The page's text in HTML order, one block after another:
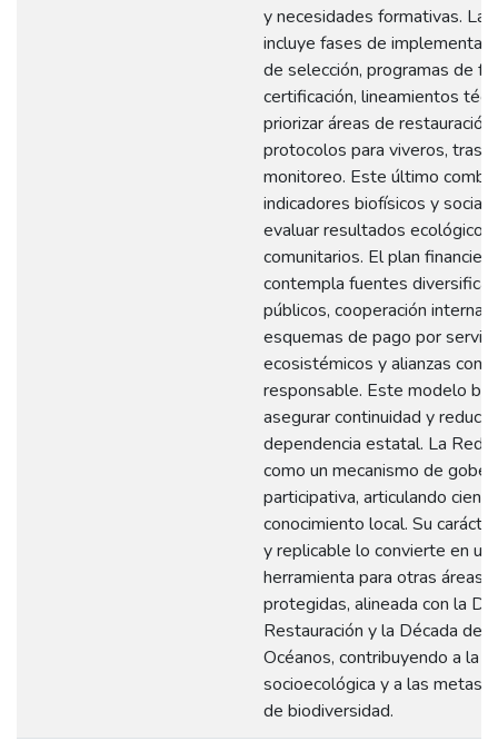
y necesidades formativas. La
incluye fases de
de selección, programas de
certificación, lineamientos
priorizar áreas de restauración
protocolos para viveros,
monitoreo. Este último
indicadores biofísicos y
evaluar resultados ecológicos
comunitarios. El plan financiero
contempla fuentes
públicos, cooperación
esquemas de pago por
ecosistémicos y alianzas con
responsable. Este modelo
asegurar continuidad y reducir
dependencia estatal. La Red
como un mecanismo de
participativa, articulando
conocimiento local. Su
y replicable lo convierte en
herramienta para otras áreas
protegidas, alineada con la
Restauración y la Década de
Océanos, contribuyendo a la
socioecológica y a las metas
de biodiversidad.